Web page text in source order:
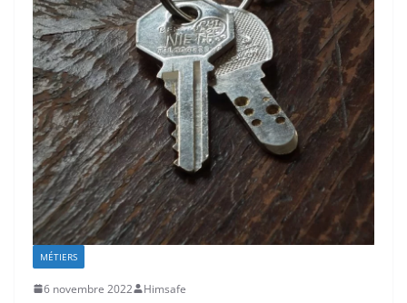
MÉTIERS
6 novembre 2022 Himsafe